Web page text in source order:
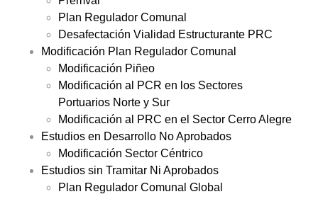
Plan Regulador Comunal
Desafectación Vialidad Estructurante PRC
Modificación Plan Regulador Comunal
Modificación Piñeo
Modificación al PCR en los Sectores
Portuarios Norte y Sur
Modificación al PRC en el Sector Cerro Alegre
Estudios en Desarrollo No Aprobados
Modificación Sector Céntrico
Estudios sin Tramitar Ni Aprobados
Plan Regulador Comunal Global